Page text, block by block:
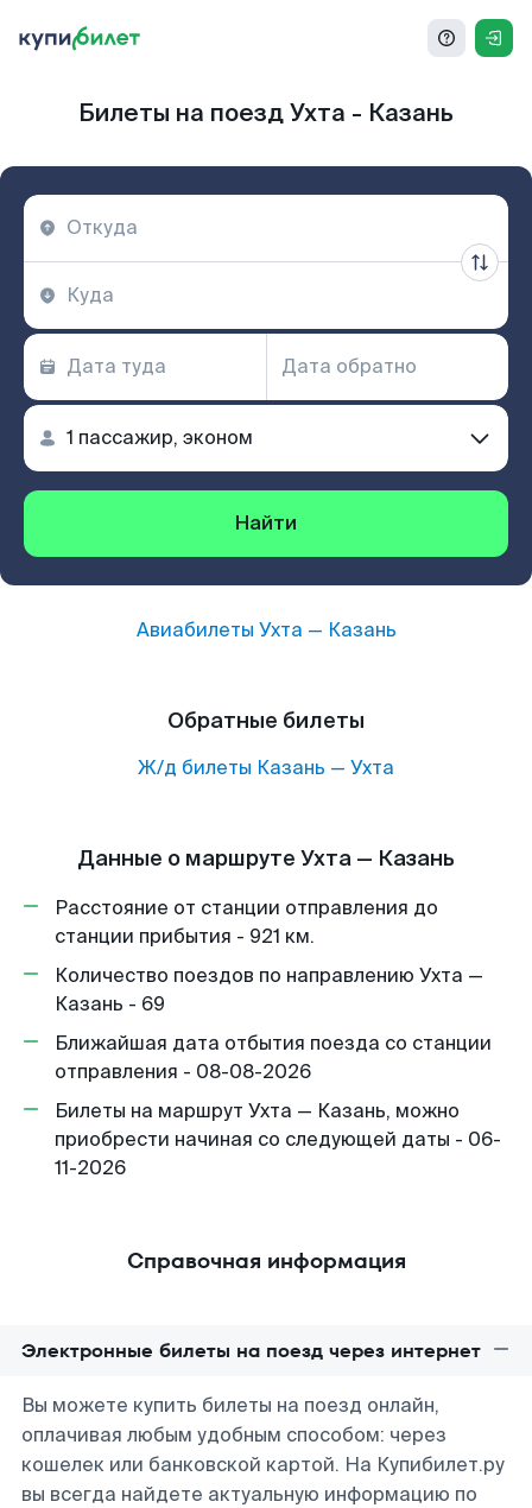
Билеты на поезд Ухта - Казань
Найти
Авиабилеты Ухта — Казань
Обратные билеты
Ж/д билеты Казань — Ухта
Данные о маршруте Ухта — Казань
Расстояние от станции отправления до
станции прибытия - 921 км.
Количество поездов по направлению Ухта —
Казань - 69
Ближайшая дата отбытия поезда со станции
отправления - 08-08-2026
Билеты на маршрут Ухта — Казань, можно
приобрести начиная со следующей даты - 06-
11-2026
Справочная информация
Электронные билеты на поезд через интернет
Вы можете купить билеты на поезд онлайн,
оплачивая любым удобным способом: через
кошелек или банковской картой. На Купибилет.ру
вы всегда найдете актуальную информацию по